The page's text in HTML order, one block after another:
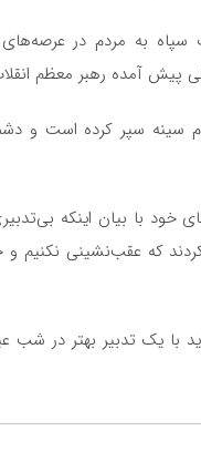
سپاه به مردم در
آمده رهبر معظم انقلاب
سپر کرده است و
با بیان اینکه
که عقب‌نشینی نکنیم و
با یک تدبیر بهتر در